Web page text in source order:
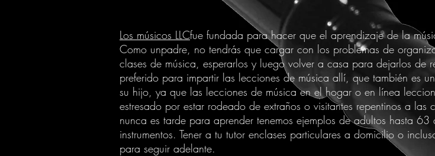
Los músicos LLCfue fundada para hacer que el aprendizaje de la
Como unpadre, no tendrás que cargar con los problemas de
clases de música, esperarlos y luego volver a casa para dejarlos de
preferido para impartir las lecciones de música allí, que también es
su hijo, ya que las lecciones de música en el hogar o en línea
estresado por estar rodeado de extraños o visitantes repentinos a las
nunca es tarde para aprender tenemos ejemplos de adultos hasta
instrumentos. Tener a tu tutor enclases particulares a domicilio o
para seguir adelante.